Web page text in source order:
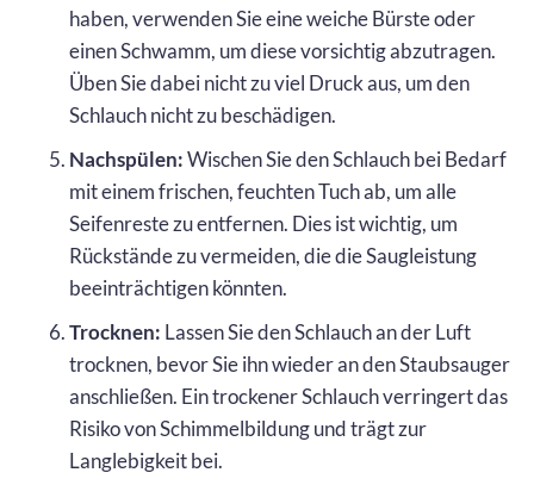
haben, verwenden Sie eine weiche Bürste oder
einen Schwamm, um diese vorsichtig abzutragen.
Üben Sie dabei nicht zu viel Druck aus, um den
Schlauch nicht zu beschädigen.
Nachspülen:Wischen Sie den Schlauch bei Bedarf
mit einem frischen, feuchten Tuch ab, um alle
Seifenreste zu entfernen. Dies ist wichtig, um
Rückstände zu vermeiden, die die Saugleistung
beeinträchtigen könnten.
Trocknen: Lassen Sie den Schlauch an der Luft
trocknen, bevor Sie ihn wieder an den Staubsauger
anschließen. Ein trockener Schlauch verringert das
Risiko von Schimmelbildung und trägt zur
Langlebigkeit bei.